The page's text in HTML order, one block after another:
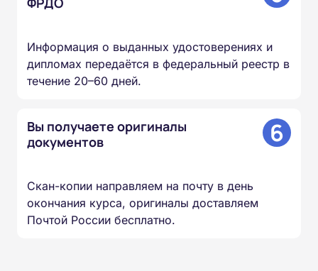
Информация о выданных удостоверениях и
дипломах передаётся в федеральный реестр в
течение 20–60 дней.
Вы получаете оригиналы
документов
6
Скан-копии направляем на почту в день
окончания курса, оригиналы доставляем
Почтой России бесплатно.